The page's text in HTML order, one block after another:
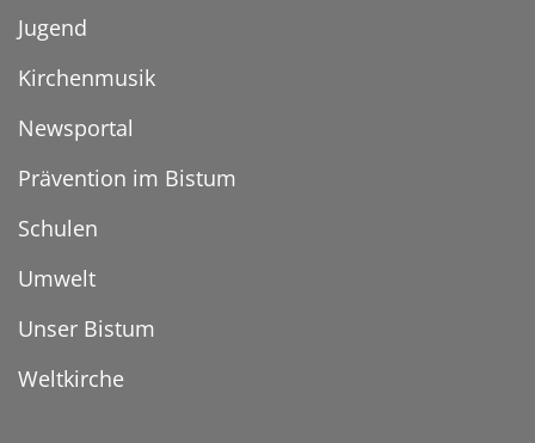
Jugend
Kirchenmusik
Newsportal
Prävention im Bistum
Schulen
Umwelt
Unser Bistum
Weltkirche